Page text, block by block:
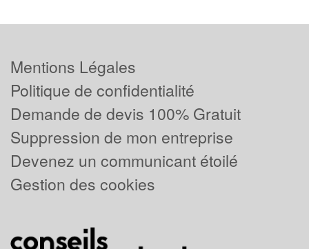
Mentions Légales
Politique de confidentialité
Demande de devis 100% Gratuit
Suppression de mon entreprise
Devenez un communicant étoilé
Gestion des cookies